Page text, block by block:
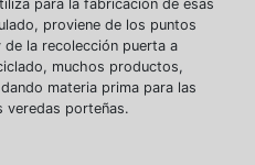
para la fabricación de esas
proviene de los puntos
la recolección puerta a
muchos productos,
materia prima para las
veredas porteñas.